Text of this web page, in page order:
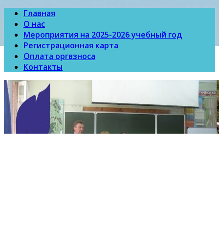
Главная
О нас
Мероприятия на 2025-2026 учебный год
Регистрационная карта
Оплата оргвзноса
Контакты